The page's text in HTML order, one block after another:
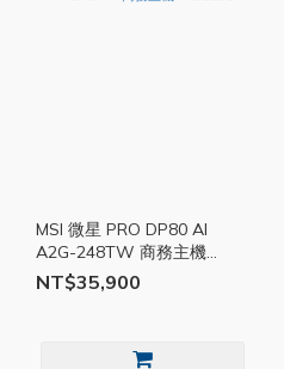
MSI 微星 PRO DP80 AI
A2G-248TW 商務主機
MSI1281
NT$35,900